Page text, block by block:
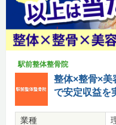
駅前整体整骨院
整体×整骨×美
で安定収益を
業種